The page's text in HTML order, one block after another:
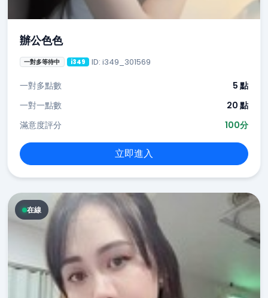
辦公色色
一對多等待中 i349 ID: i349_301569
一對多點數
5 點
一對一點數
20 點
滿意度評分
100分
立即進入
在線